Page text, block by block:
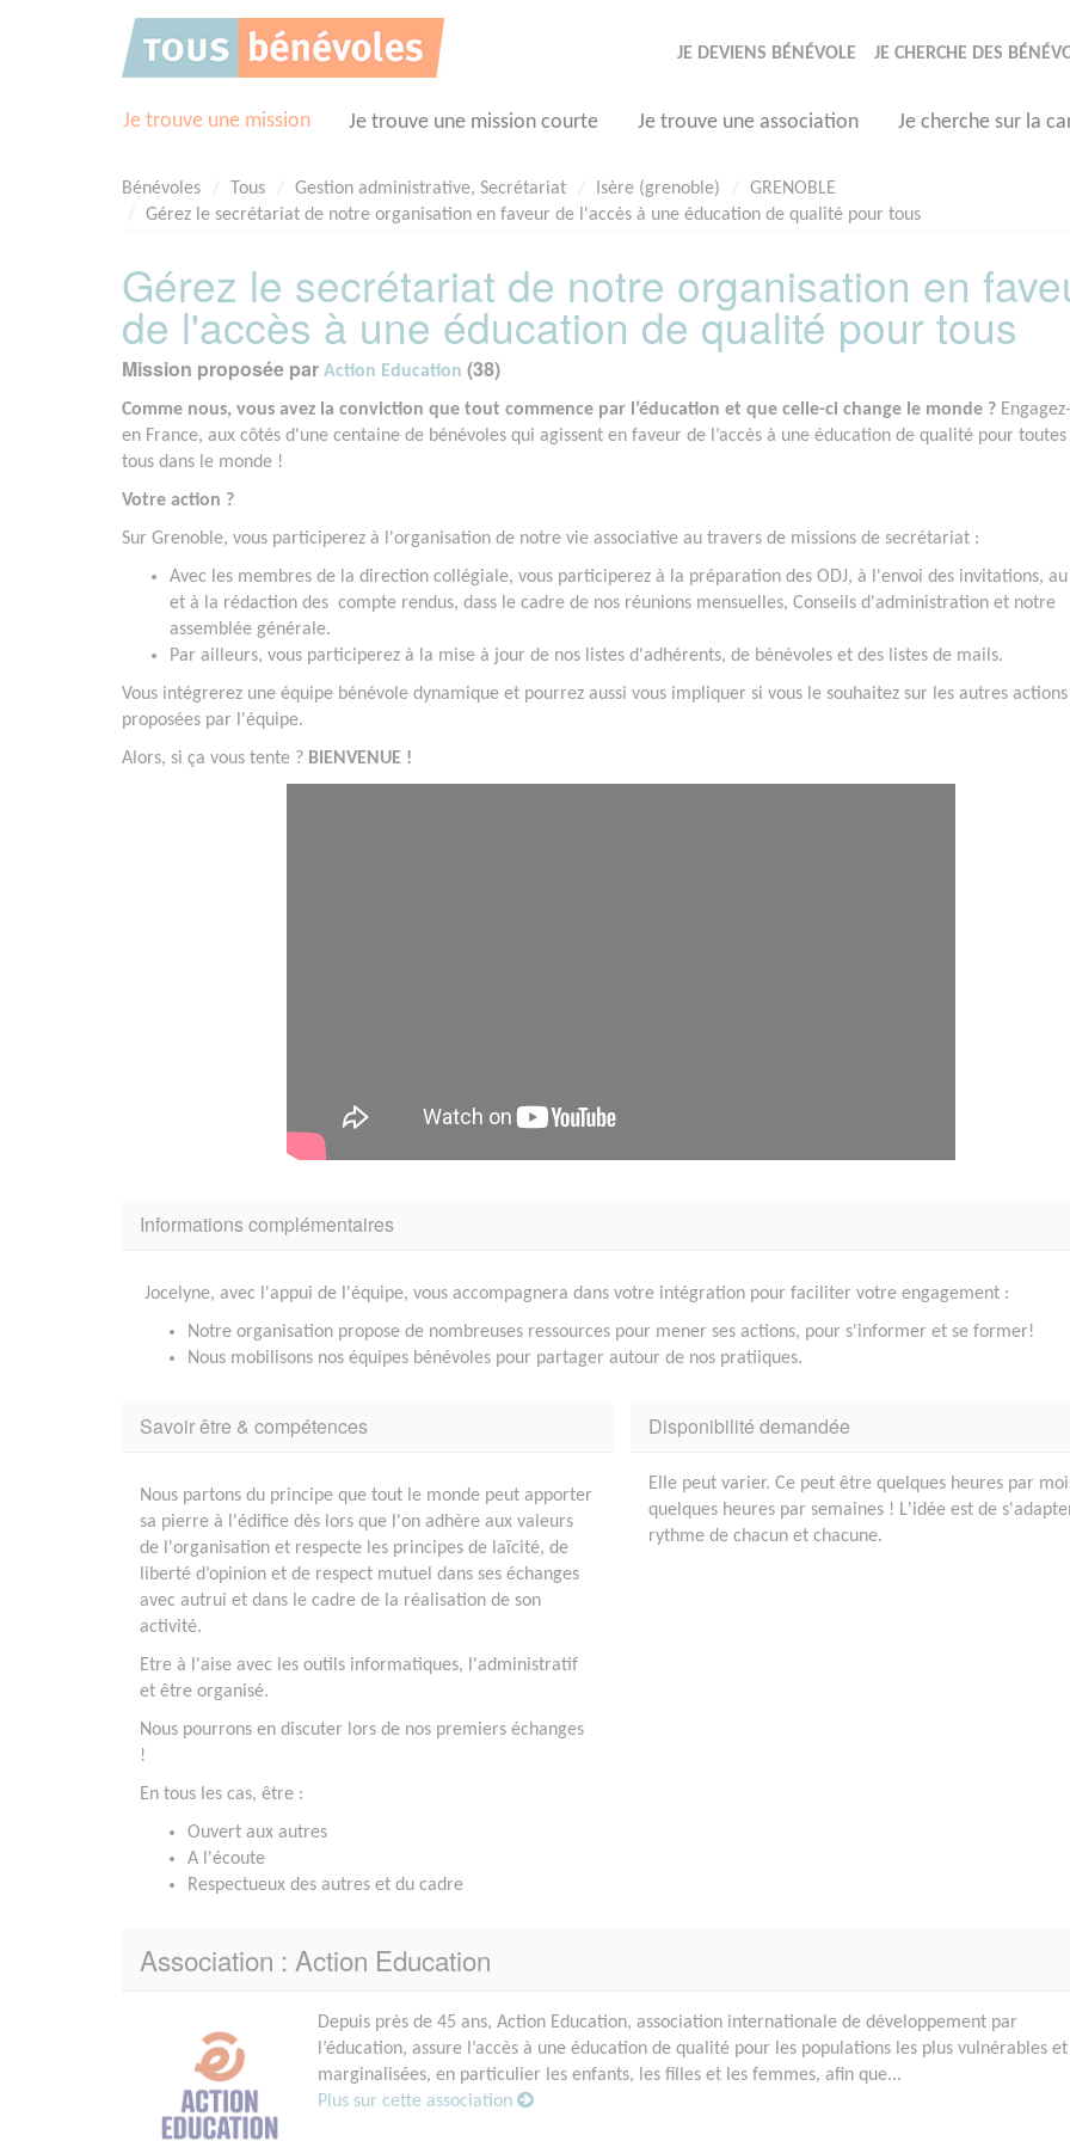
JE DEVIENS BÉNÉVOLE JE CHERCHE DES
Je trouve une mission Je trouve une mission courte Je trouve une association Je cherche sur la
Bénévoles Tous Gestion administrative, Secrétariat Isère (grenoble)
GRENOBLE
Gérez le secrétariat de notre organisation en faveur de l'accès à une éducation de qualité pour tous
Gérez le secrétariat de notre organisation en
de l'accès à une éducation de qualité pour tous
Mission proposée par Action Education (38)
Comme nous, vous avez la conviction que tout commence par l’éducation et que celle-ci change le monde ?
en France, aux côtés d'une centaine de bénévoles qui agissent en faveur de l’accès à une éducation de qualité pour
tous dans le monde !
Votre action ?
Sur Grenoble, vous participerez à l'organisation de notre vie associative au travers de missions de secrétariat :
Avec les membres de la direction collégiale, vous participerez à la préparation des ODJ, à l'envoi des invitations, au
et à la rédaction des compte rendus, dass le cadre de nos réunions mensuelles, Conseils d'administration et notre
assemblée générale.
Par ailleurs, vous participerez à la mise à jour de nos listes d'adhérents, de bénévoles et des listes de mails.
Vous intégrerez une équipe bénévole dynamique et pourrez aussi vous impliquer si vous le souhaitez sur les autres actions
proposées par l'équipe.
Alors, si ça vous tente ? BIENVENUE !
Informations complémentaires
Jocelyne, avec l'appui de l'équipe, vous accompagnera dans votre intégration pour faciliter votre engagement :
Notre organisation propose de nombreuses ressources pour mener ses actions, pour s'informer et se former!
Nous mobilisons nos équipes bénévoles pour partager autour de nos pratiiques.
Savoir être & compétences
Nous partons du principe que tout le monde peut apporter
sa pierre à l'édifice dès lors que l'on adhère aux valeurs
de l'organisation et respecte les principes de laïcité, de
liberté d’opinion et de respect mutuel dans ses échanges
avec autrui et dans le cadre de la réalisation de son
activité.
Etre à l'aise avec les outils informatiques, l'administratif
et être organisé.
Nous pourrons en discuter lors de nos premiers échanges
!
En tous les cas, être :
Ouvert aux autres
A l'écoute
Respectueux des autres et du cadre
Disponibilité demandée
Elle peut varier. Ce peut être quelques heures par
quelques heures par semaines ! L'idée est de
rythme de chacun et chacune.
Association : Action Education
Depuis près de 45 ans, Action Education, association internationale de développement par
l’éducation, assure l’accès à une éducation de qualité pour les populations les plus vulnérables et
marginalisées, en particulier les enfants, les filles et les femmes, afin que...
Plus sur cette association